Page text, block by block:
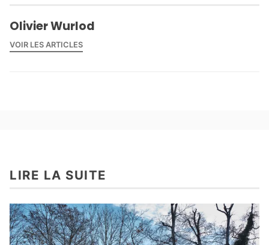
Olivier Wurlod
VOIR LES ARTICLES
LIRE LA SUITE